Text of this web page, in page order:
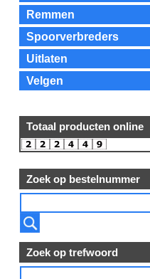
Remmen
Spoorverbreders
Uitlaten
Velgen
Totaal producten online
Zoek op bestelnummer
Zoek op trefwoord